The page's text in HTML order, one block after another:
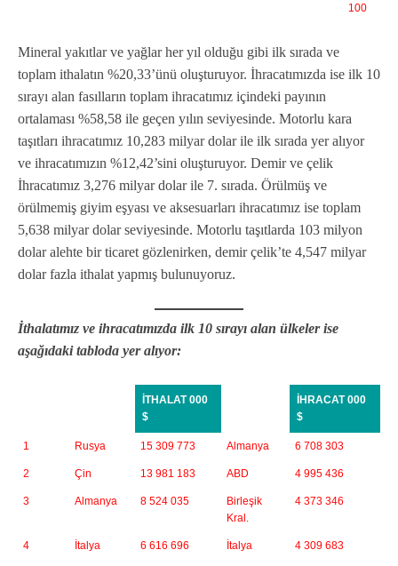
100
Mineral yakıtlar ve yağlar her yıl olduğu gibi ilk sırada ve
toplam ithalatın %20,33’ünü oluşturuyor. İhracatımızda ise ilk 10
sırayı alan fasılların toplam ihracatımız içindeki payının
ortalaması %58,58 ile geçen yılın seviyesinde. Motorlu kara
taşıtları ihracatımız 10,283 milyar dolar ile ilk sırada yer alıyor
ve ihracatımızın %12,42’sini oluşturuyor. Demir ve çelik
İhracatımız 3,276 milyar dolar ile 7. sırada. Örülmüş ve
örülmemiş giyim eşyası ve aksesuarları ihracatımız ise toplam
5,638 milyar dolar seviyesinde. Motorlu taşıtlarda 103 milyon
dolar alehte bir ticaret gözlenirken, demir çelik’te 4,547 milyar
dolar fazla ithalat yapmış bulunuyoruz.
İthalatımız ve ihracatımızda ilk 10 sırayı alan ülkeler ise
aşağıdaki tabloda yer alıyor:
İTHALAT 000
$
İHRACAT 000
$
1 Rusya 15 309 773 Almanya 6 708 303
2 Çin 13 981 183 ABD 4 995 436
3 Almanya 8 524 035
Birleşik
Kral.
4 373 346
4 İtalya 6 616 696 İtalya 4 309 683